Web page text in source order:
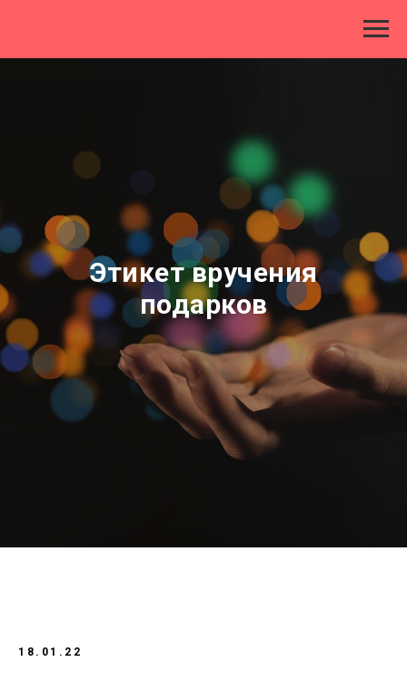
Этикет вручения
подарков
18.01.22